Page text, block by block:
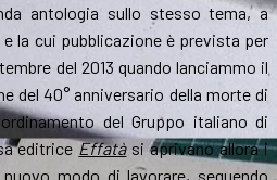
antologia sullo stesso tema, a
la cui pubblicazione è prevista per
del 2013 quando lanciammo il
del 40° anniversario della morte di
del Gruppo italiano di
editrice Effatàsi aprivano allora i
modo di lavorare, seguendo